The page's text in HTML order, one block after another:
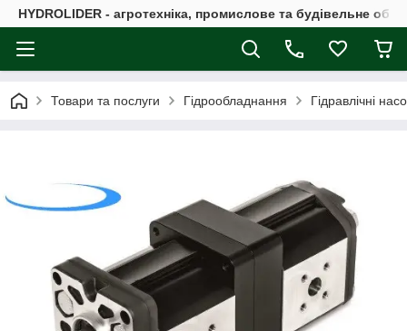
HYDROLIDER - агротехніка, промислове та будівельне
Товари та послуги Гідрообладнання Гідравлічні